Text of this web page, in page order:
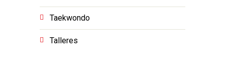
Taekwondo
Talleres